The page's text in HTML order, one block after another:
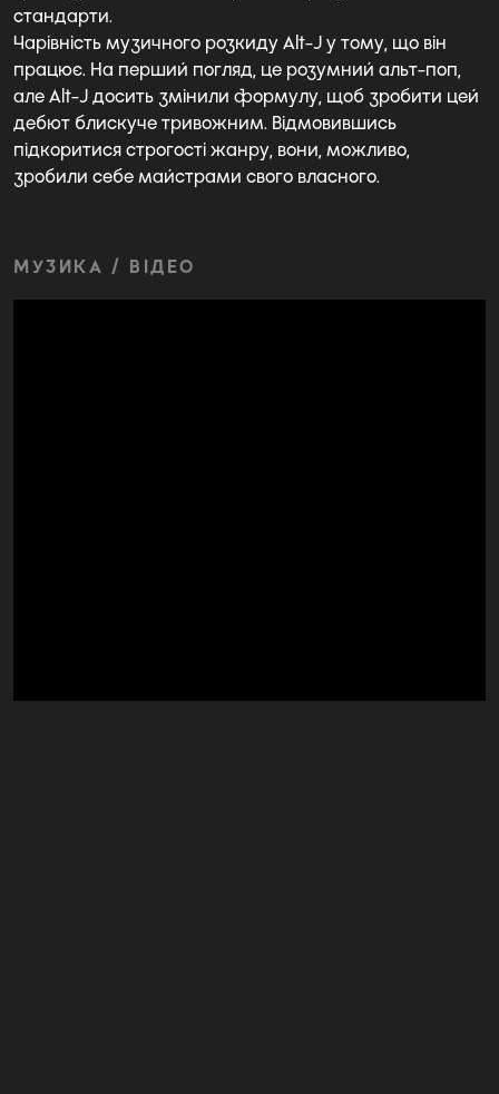
стандарти.
Чарівність музичного розкиду Alt-J у тому, що він
працює. На перший погляд, це розумний альт-поп,
але Alt-J досить змінили формулу, щоб зробити цей
дебют блискуче тривожним. Відмовившись
підкоритися строгості жанру, вони, можливо,
зробили себе майстрами свого власного.
МУЗИКА / ВІДЕО